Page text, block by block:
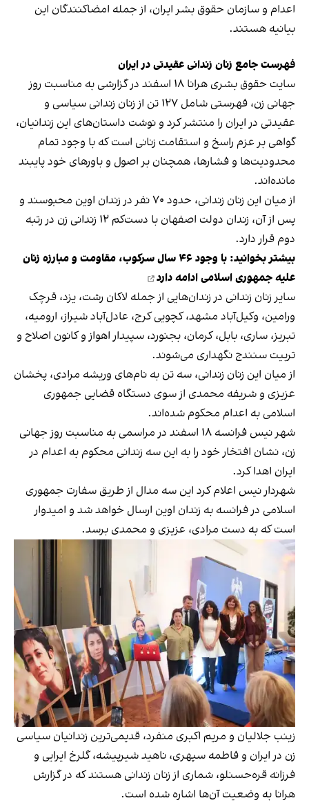
اعدام و سازمان حقوق بشر ایران، از جمله امضاکنندگان این
بیانیه هستند.
فهرست جامع زنان زندانی عقیدتی در ایران
سایت حقوق بشری هرانا ۱۸ اسفند در گزارشی به مناسبت روز
جهانی زن، فهرستی شامل ۱۲۷ تن از زنان زندانی سیاسی و
عقیدتی در ایران را منتشر کرد و نوشت داستان‌های این زندانیان،
گواهی بر عزم راسخ و استقامت زنانی است که با وجود تمام
محدودیت‌ها و فشارها، همچنان بر اصول و باورهای خود پایبند
مانده‌اند.
از میان این زنان زندانی، حدود ۷۰ نفر در زندان اوین محبوسند و
پس از آن، زندان دولت اصفهان با دست‌کم ۱۲ زندانی زن در رتبه
دوم قرار دارد.
بیشتر بخوانید:
با وجود ۴۶ سال سرکوب، مقاومت و مبارزه زنان
علیه جمهوری اسلامی ادامه دارد
سایر زنان زندانی در زندان‌هایی از جمله لاکان رشت، یزد، قرچک
ورامین، وکیل‌آباد مشهد، کچویی کرج، عادل‌آباد شیراز، ارومیه،
تبریز، ساری، بابل، کرمان، بجنورد، سپیدار اهواز و کانون اصلاح و
تربیت سنندج نگهداری می‌شوند.
از میان این زنان زندانی، سه تن به نام‌های وریشه مرادی، پخشان
عزیزی و شریفه محمدی از سوی دستگاه قضایی جمهوری
اسلامی به اعدام محکوم شده‌اند.
شهر نیس فرانسه ۱۸ اسفند در مراسمی به مناسبت روز جهانی
زن، نشان افتخار خود را به این سه زندانی محکوم به اعدام در
ایران اهدا کرد.
شهردار نیس اعلام کرد این سه مدال از طریق سفارت جمهوری
اسلامی در فرانسه به زندان اوین ارسال خواهد شد و امیدوار
است که به دست مرادی، عزیزی و محمدی برسد.
زینب جلالیان و مریم اکبری‌ منفرد، قدیمی‌ترین زندانیان سیاسی
زن در ایران و فاطمه سپهری، ناهید شیرپیشه، گلرخ ایرایی و
فرزانه قره‌حسنلو، شماری از زنان زندانی هستند که در گزارش
هرانا به وضعیت آن‌ها اشاره شده است.